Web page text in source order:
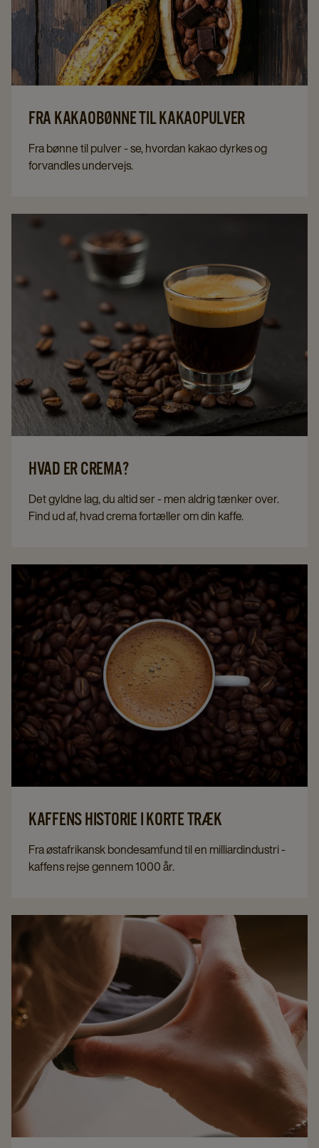
FRA KAKAOBØNNE TIL KAKAOPULVER
Fra bønne til pulver - se, hvordan kakao dyrkes og
forvandles undervejs.
HVAD ER CREMA?
Det gyldne lag, du altid ser - men aldrig tænker over.
Find ud af, hvad crema fortæller om din kaffe.
KAFFENS HISTORIE I KORTE TRÆK
Fra østafrikansk bondesamfund til en milliardindustri -
kaffens rejse gennem 1000 år.